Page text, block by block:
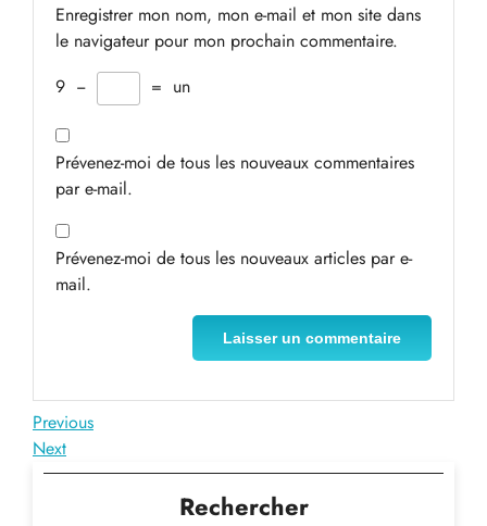
Enregistrer mon nom, mon e-mail et mon site dans
le navigateur pour mon prochain commentaire.
9 − = un
Prévenez-moi de tous les nouveaux commentaires
par e-mail.
Prévenez-moi de tous les nouveaux articles par e-
mail.
Navigation
de
Previous
Post
Previous
Next
Post
Next
Rechercher